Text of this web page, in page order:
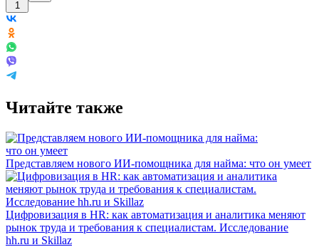
1
Читайте также
Представляем нового ИИ-помощника для найма: что он умеет
Цифровизация в HR: как автоматизация и аналитика меняют
рынок труда и требования к специалистам. Исследование
hh.ru и Skillaz